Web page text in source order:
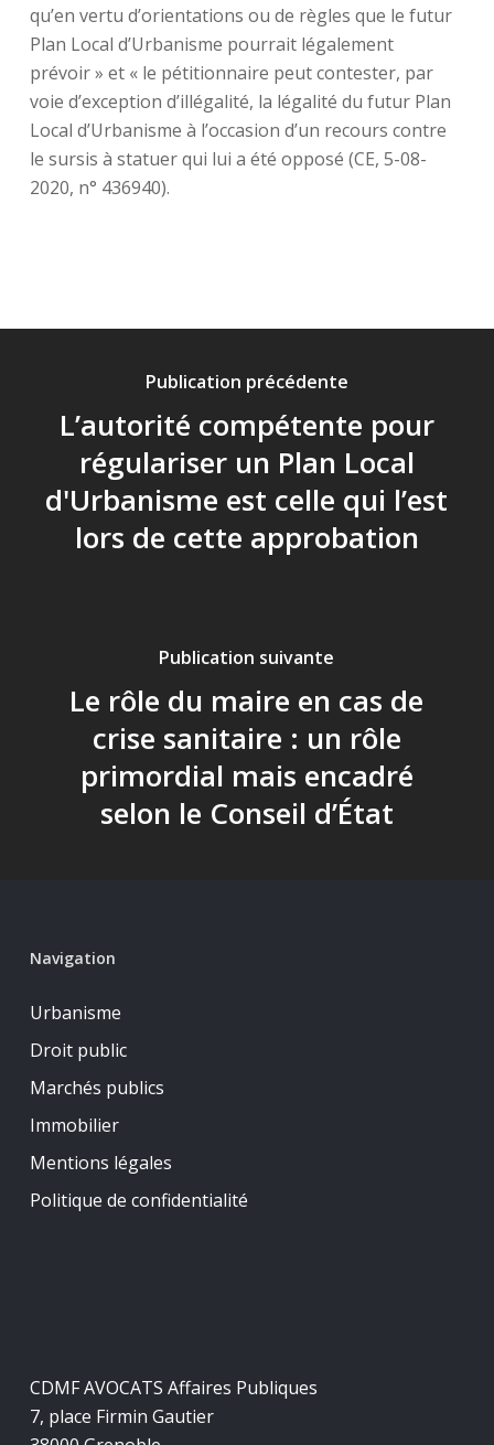
qu’en vertu d’orientations ou de règles que le futur
Plan Local d’Urbanisme pourrait légalement
prévoir » et « le pétitionnaire peut contester, par
voie d’exception d’illégalité, la légalité du futur Plan
Local d’Urbanisme à l’occasion d’un recours contre
le sursis à statuer qui lui a été opposé (CE, 5-08-
2020, n° 436940).
Publication précédente
L’autorité compétente pour
régulariser un Plan Local
d'Urbanisme est celle qui l’est
lors de cette approbation
Publication suivante
Le rôle du maire en cas de
crise sanitaire : un rôle
primordial mais encadré
selon le Conseil d’État
Navigation
Urbanisme
Droit public
Marchés publics
Immobilier
Mentions légales
Politique de confidentialité
CDMF AVOCATS Affaires Publiques
7, place Firmin Gautier